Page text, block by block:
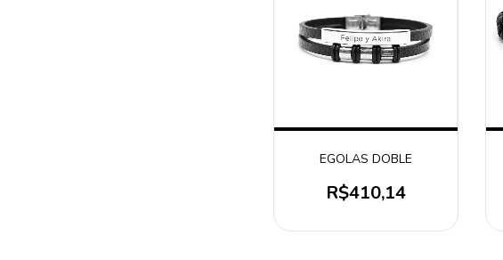
EGOLAS DOBLE
R$410,14